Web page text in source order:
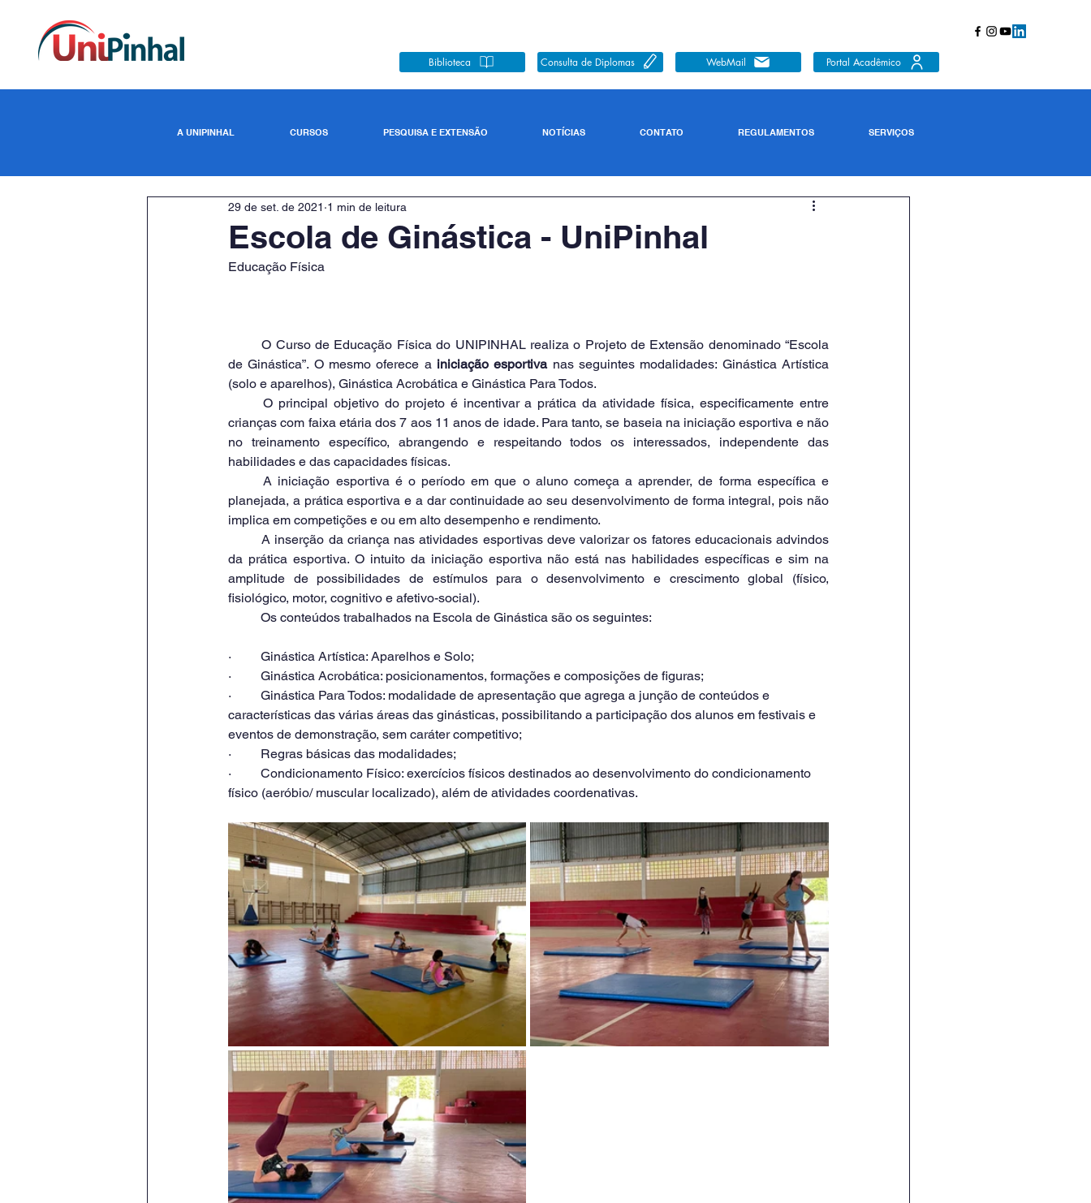
Biblioteca Consulta de Diplomas WebMail Portal Acadêmico
A UNIPINHAL CURSOS PESQUISA E EXTENSÃO NOTÍCIAS CONTATO REGULAMENTOS SERVIÇOS
Escola de Ginástica - UniPinhal
29 de set. de 2021 1 min de leitura
Educação Física
	O Curso de Educação Física do UNIPINHAL realiza o Projeto de Extensão denominado “Escola
de Ginástica”. O mesmo oferece a iniciação esportiva nas seguintes modalidades: Ginástica Artística
(solo e aparelhos), Ginástica Acrobática e Ginástica Para Todos.
crianças com faixa etária dos 7 aos 11 anos de idade. Para tanto, se baseia na iniciação esportiva e não
no treinamento específico, abrangendo e respeitando todos os interessados, independente das
habilidades e das capacidades físicas.
	A iniciação esportiva é o período em que o aluno começa a aprender, de forma específica e
planejada, a prática esportiva e a dar continuidade ao seu desenvolvimento de forma integral, pois não
implica em competições e ou em alto desempenho e rendimento.
	A inserção da criança nas atividades esportivas deve valorizar os fatores educacionais advindos
da prática esportiva. O intuito da iniciação esportiva não está nas habilidades específicas e sim na
amplitude de possibilidades de estímulos para o desenvolvimento e crescimento global (físico,
fisiológico, motor, cognitivo e afetivo-social).
	Os conteúdos trabalhados na Escola de Ginástica são os seguintes:
·         Ginástica Artística: Aparelhos e Solo;
·         Ginástica Acrobática: posicionamentos, formações e composições de figuras;
·         Ginástica Para Todos: modalidade de apresentação que agrega a junção de conteúdos e
características das várias áreas das ginásticas, possibilitando a participação dos alunos em festivais e
eventos de demonstração, sem caráter competitivo;
·         Regras básicas das modalidades;
·         Condicionamento Físico: exercícios físicos destinados ao desenvolvimento do condicionamento
físico (aeróbio/ muscular localizado), além de atividades coordenativas.